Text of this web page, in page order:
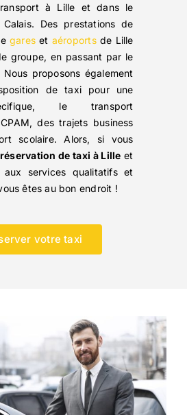
à Lille et dans le
Des prestations de
gares et aéroportsde Lille
groupe, en passant par le
proposons également
de taxi pour une
le transport
des trajets business
scolaire. Alors, si vous
réservation de taxi à Lille et
aux services qualitatifs et
êtes au bon endroit !
votre taxi